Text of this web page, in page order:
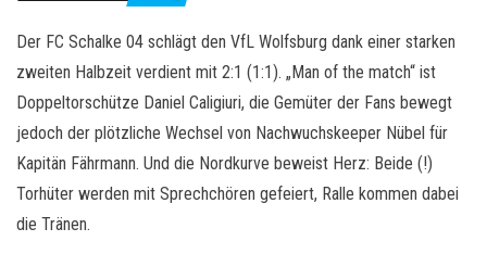
Der FC Schalke 04 schlägt den VfL Wolfsburg dank einer starken
zweiten Halbzeit verdient mit 2:1 (1:1). „Man of the match“ ist
Doppeltorschütze Daniel Caligiuri, die Gemüter der Fans bewegt
jedoch der plötzliche Wechsel von Nachwuchskeeper Nübel für
Kapitän Fährmann. Und die Nordkurve beweist Herz: Beide (!)
Torhüter werden mit Sprechchören gefeiert, Ralle kommen dabei
die Tränen.